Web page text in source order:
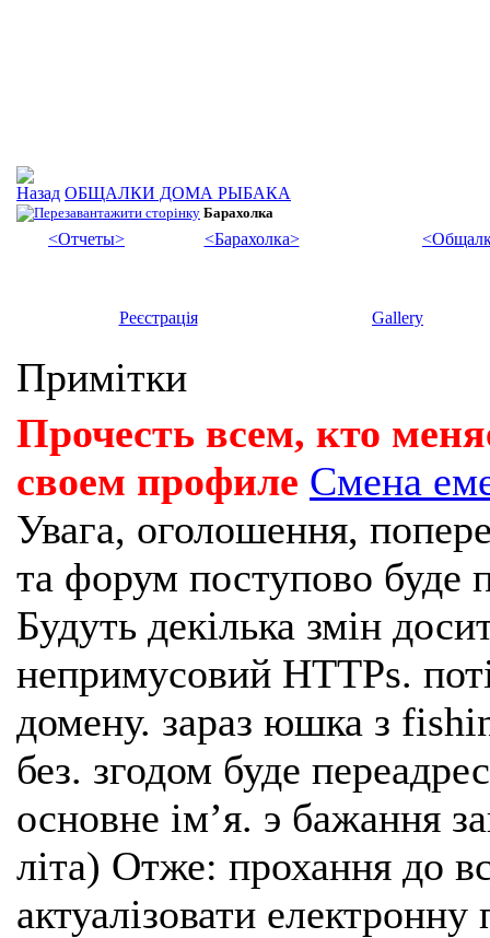
ОБЩАЛКИ ДОМА РЫБАКА
Барахолка
<Отчеты> <Барахолка>
Реєстрація Gallery
Примітки
Прочесть всем, кто
своем профиле Смена
Увага, оголошення,
та форум поступово буде
Будуть декілька змін
непримусовий HTTPs.
домену. зараз юшка з
без. згодом буде
основне імʼя. э бажання
літа) Отже: прохання до
актуалізовати